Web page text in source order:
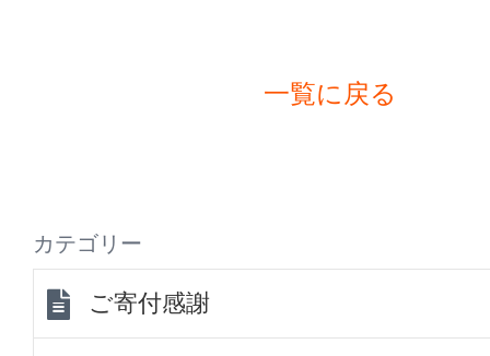
一覧に戻る
カテゴリー
ご寄付感謝